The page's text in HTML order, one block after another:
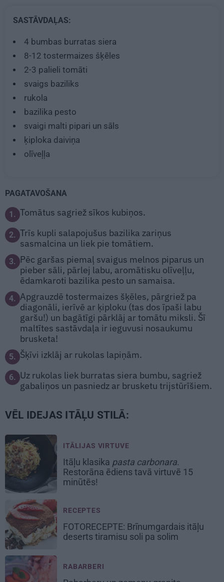
SASTĀVDAĻAS:
4 bumbas burratas siera
8-12 tostermaizes šķēles
2-3 palieli tomāti
svaigs baziliks
rukola
bazilika pesto
svaigi malti pipari un sāls
ķiploka daiviņa
olīveļļa
PAGATAVOŠANA
1. Tomātus sagriež sīkos kubiņos.
2. Trīs kupli salapojušus bazilika zariņus
sasmalcina un liek pie tomātiem.
3.
Pēc garšas piemaļ svaigus melnos piparus un
pieber sāli, pārlej labu, aromātisku olīveļļu,
ēdamkaroti bazilika pesto un samaisa.
4. Apgrauzdē tostermaizes šķēles, pārgriež pa
diagonāli, ierīvē ar ķiploku (tas dos īpaši labu
garšu!) un bagātīgi pārklāj ar tomātu miksli. Šī
maltītes sastāvdaļa ir ieguvusi nosaukumu
brusketa!
5. Šķīvi izklāj ar rukolas lapiņām.
6. Uz rukolas liek burratas siera bumbu, sagriež
gabaliņos un pasniedz ar brusketu trijstūrīšiem.
VĒL IDEJAS ITĀĻU STILĀ:
ITĀLIJAS VIRTUVE
Itāļu klasika pasta carbonara.
Restorāna ēdiens tavā virtuvē 15
minūtēs!
RECEPTES
FOTORECEPTE: Brīnumgardais itāļu
deserts tiramisu soli pa solim
RABARBERI